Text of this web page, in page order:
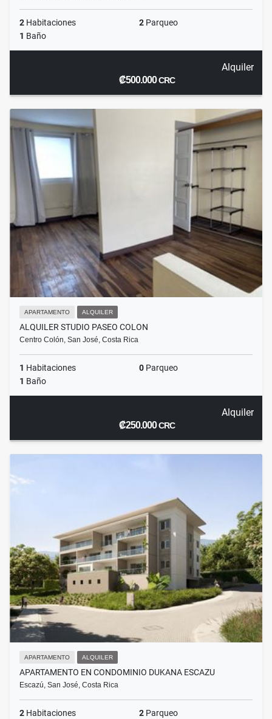
2 Habitaciones 2 Parqueo
1 Baño
Alquiler
₡500.000CRC
APARTAMENTO ALQUILER
ALQUILER STUDIO PASEO COLON
Centro Colón, San José, Costa Rica
1 Habitaciones 0 Parqueo
1 Baño
Alquiler
₡250.000CRC
APARTAMENTO ALQUILER
APARTAMENTO EN CONDOMINIO DUKANA ESCAZU
Escazú, San José, Costa Rica
2 Habitaciones 2 Parqueo